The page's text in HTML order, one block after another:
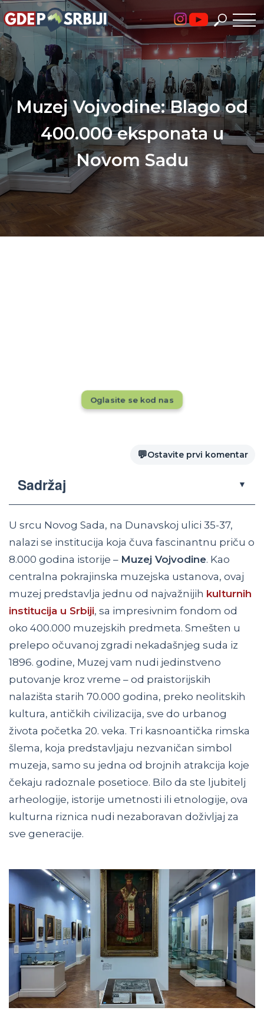
Skip
to
content
Muzej Vojvodine: Blago od
400.000 eksponata u
Novom Sadu
Oglasite se kod nas
💬Ostavite prvi komentar
Sadržaj ▼
U srcu Novog Sada, na Dunavskoj ulici 35-37,
nalazi se institucija koja čuva fascinantnu priču o
8.000 godina istorije – Muzej Vojvodine. Kao
centralna pokrajinska muzejska ustanova, ovaj
muzej predstavlja jednu od najvažnijih kulturnih
institucija u Srbiji, sa impresivnim fondom od
oko 400.000 muzejskih predmeta. Smešten u
prelepo očuvanoj zgradi nekadašnjeg suda iz
1896. godine, Muzej vam nudi jedinstveno
putovanje kroz vreme – od praistorijskih
nalazišta starih 70.000 godina, preko neolitskih
kultura, antičkih civilizacija, sve do urbanog
života početka 20. veka. Tri kasnoantička rimska
šlema, koja predstavljaju nezvaničan simbol
muzeja, samo su jedna od brojnih atrakcija koje
čekaju radoznale posetioce. Bilo da ste ljubitelj
arheologije, istorije umetnosti ili etnologije, ova
kulturna riznica nudi nezaboravan doživljaj za
sve generacije.